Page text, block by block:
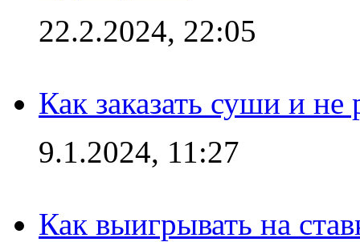
22.2.2024, 22:05
Как заказать суши и не
9.1.2024, 11:27
Как выигрывать на